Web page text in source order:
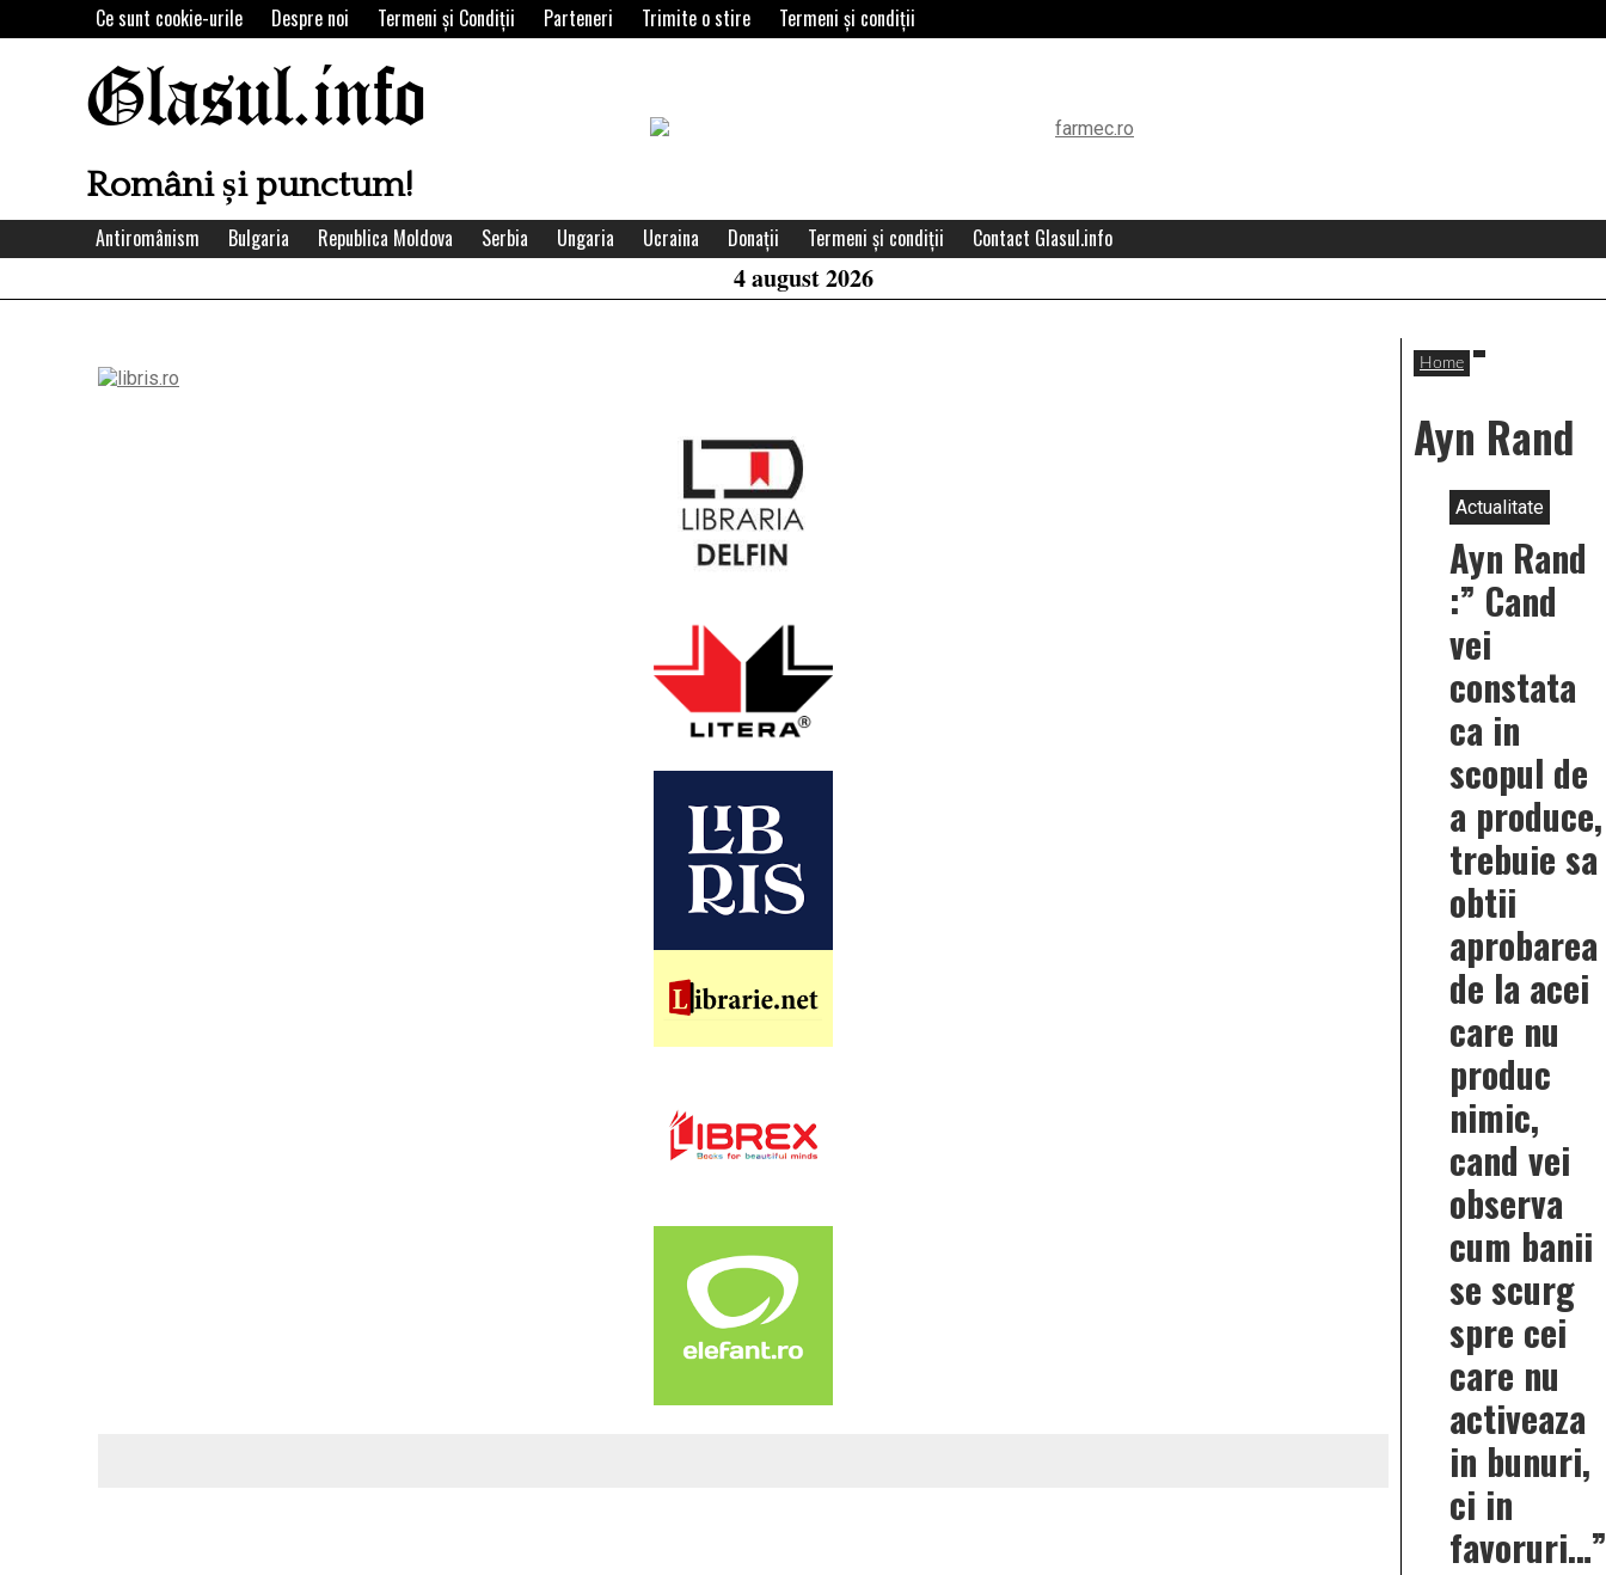
to
Ce sunt cookie-urile Despre noi Termeni şi Condiţii Parteneri Trimite o stire Termeni și condiții
Glasul.info
Români și punctum!
Header
Area
Antiromânism Bulgaria Republica Moldova Serbia Ungaria Ucraina Donații Termeni și condiții Contact Glasul.info
4 august 2026
Home
Ayn Rand
Actualitate
Ayn Rand
:” Cand
vei
constata
ca in
scopul de
a produce,
trebuie sa
obtii
aprobarea
de la acei
care nu
produc
nimic,
cand vei
observa
cum banii
se scurg
spre cei
care nu
activeaza
in bunuri,
ci in
favoruri…”
Left
Asides